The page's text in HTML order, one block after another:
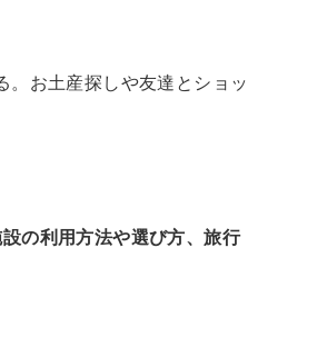
。お土産探しや友達とショッ
の利用方法や選び方、旅行